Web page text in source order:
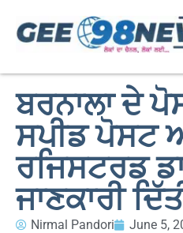
ਬਰਨਾਲਾ ਦੇ
ਸਪੀਡ ਪੋਸਟ
ਰਜਿਸਟਰਡ
ਜਾਣਕਾਰੀ
Nirmal Pandori June 5,